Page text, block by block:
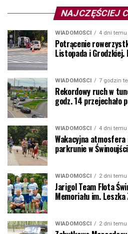
NAJCZĘŚCIEJ
WIADOMOŚCI 4 dni temu
Potrącenie
Listopada i
WIADOMOŚCI 7 godzin
Rekordowy ruch w
godz. 14 przejechało
WIADOMOŚCI 4 dni temu
Wakacyjna
parkrunie w
WIADOMOŚCI 2 dni temu
Jarigol Team Flota
Memoriału im.
WIADOMOŚCI 2 dni temu